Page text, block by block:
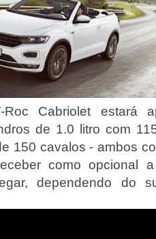
Cabriolet estará
de 1.0 litro com
150 cavalos - ambos
como opcional
dependendo do